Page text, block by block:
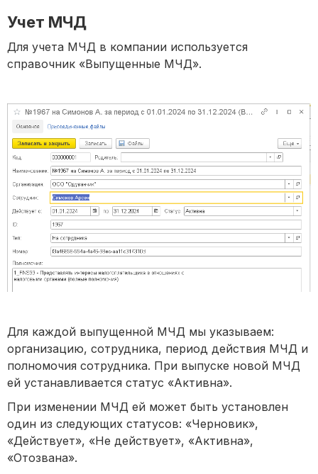
Учет МЧД
Для учета МЧД в компании используется
справочник «Выпущенные МЧД».
Для каждой выпущенной МЧД мы указываем:
организацию, сотрудника, период действия МЧД и
полномочия сотрудника. При выпуске новой МЧД
ей устанавливается статус «Активна».
При изменении МЧД ей может быть установлен
один из следующих статусов: «Черновик»,
«Действует», «Не действует», «Активна»,
«Отозвана».